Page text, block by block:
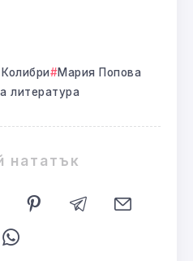
Мария Попова
литература
нататък